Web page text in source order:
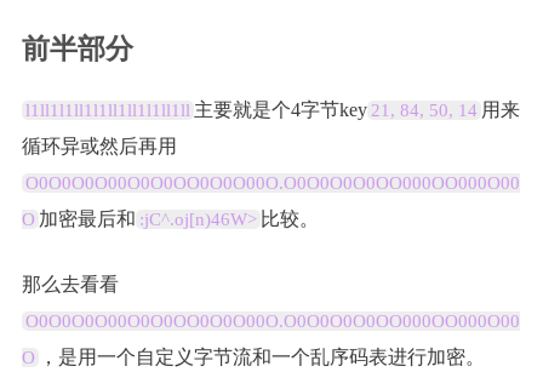
前半部分
l1ll1l1ll1l1ll1ll1l1ll1ll 主要就是个4字节key 21, 84, 50, 14 用来
循环异或然后再用
O0O0O0O00O0O0OO0O0O00O.O0O0O0O0OO000OO000O00
O 加密最后和 :jC^.oj[n)46W> 比较。
那么去看看
O0O0O0O00O0O0OO0O0O00O.O0O0O0O0OO000OO000O00
O
，是用一个自定义字节流和一个乱序码表进行加密。